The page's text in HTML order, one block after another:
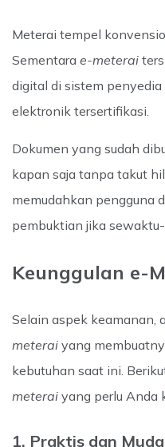
Meterai tempel
Sementara e-meterai
digital di sistem
elektronik tersertifikasi.
Dokumen yang sudah
kapan saja tanpa takut
memudahkan pengguna
pembuktian jika
Keunggulan e-
Selain aspek keamanan,
meterai yang
kebutuhan saat ini.
meterai yang perlu Anda
1. Praktis dan